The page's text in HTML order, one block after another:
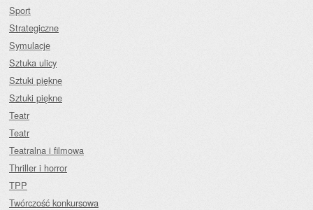
Sport
Strategiczne
Symulacje
Sztuka ulicy
Sztuki piękne
Sztuki piękne
Teatr
Teatr
Teatralna i filmowa
Thriller i horror
TPP
Twórczość konkursowa